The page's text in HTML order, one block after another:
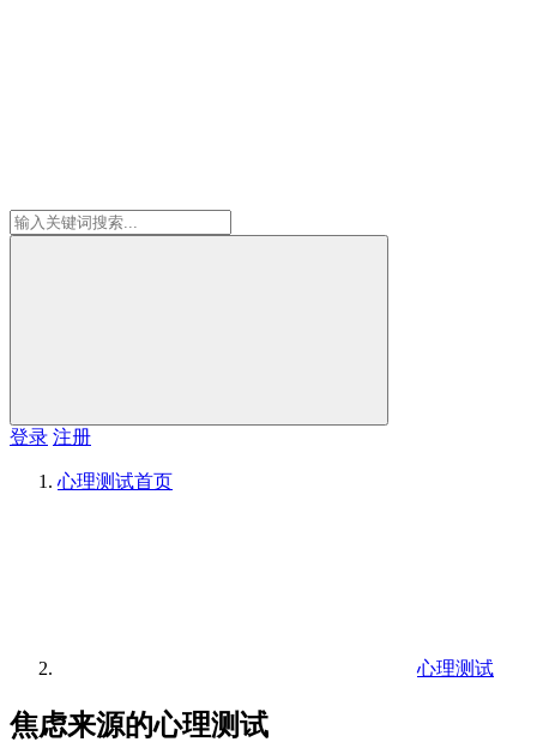
登录 注册
心理测试首页
心理测试
焦虑来源的心理测试